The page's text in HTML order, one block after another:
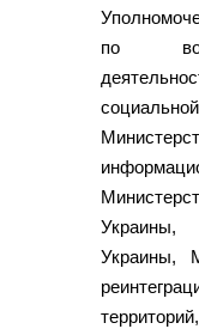
по
Украины,
Украины,